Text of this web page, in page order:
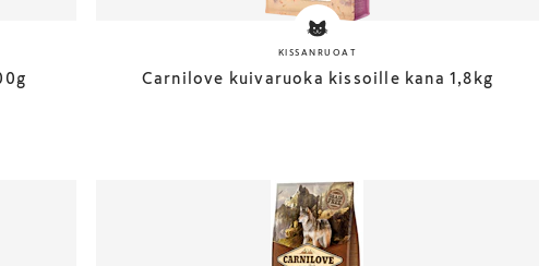
KISSANRUOAT
Carnilove kuivaruoka kissoille kana 1,8kg